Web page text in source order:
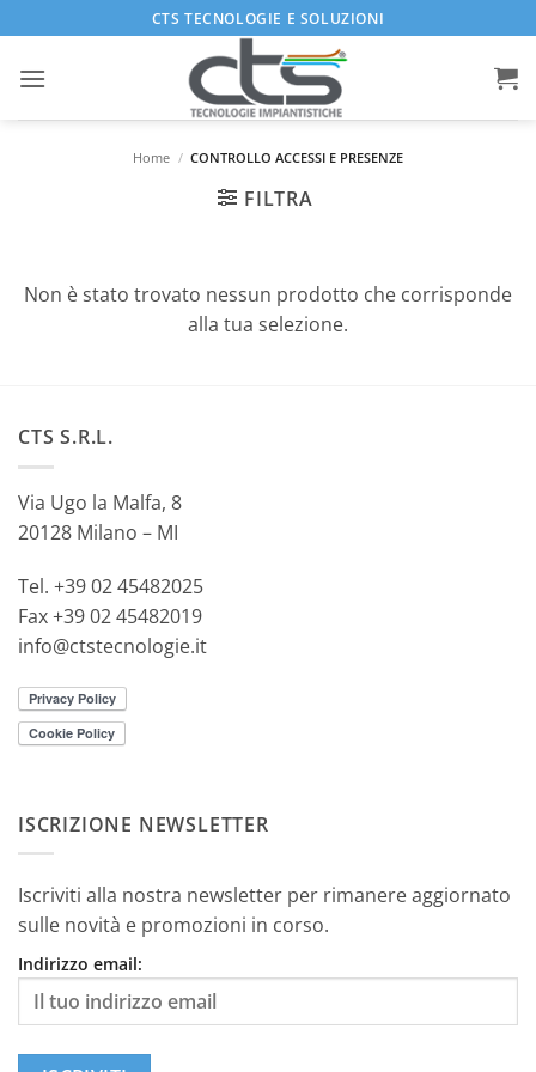
ai
contenuti
CTS TECNOLOGIE E SOLUZIONI
Home / CONTROLLO ACCESSI E PRESENZE
FILTRA
Non è stato trovato nessun prodotto che corrisponde
alla tua selezione.
CTS S.R.L.
Via Ugo la Malfa, 8
20128 Milano – MI
Tel. +39 02 45482025
Fax +39 02 45482019
info@ctstecnologie.it
ISCRIZIONE NEWSLETTER
Iscriviti alla nostra newsletter per rimanere aggiornato
sulle novità e promozioni in corso.
Indirizzo email: